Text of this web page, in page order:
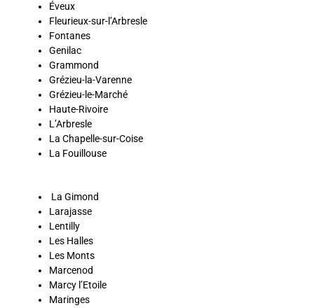
Éveux
Fleurieux-sur-l’Arbresle
Fontanes
Genilac
Grammond
Grézieu-la-Varenne
Grézieu-le-Marché
Haute-Rivoire
L’Arbresle
La Chapelle-sur-Coise
La Fouillouse
La Gimond
Larajasse
Lentilly
Les Halles
Les Monts
Marcenod
Marcy l’Etoile
Maringes